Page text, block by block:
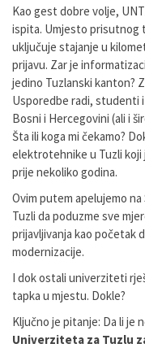
Kao gest dobre volje,
ispita. Umjesto prisutnog
uključuje stajanje u
prijavu. Zar je
jedino Tuzlanski kanton?
Usporedbe radi, studenti
Bosni i Hercegovini (ali i
Šta ili koga mi čekamo?
elektrotehnike u Tuzli
prije nekoliko godina.
Ovim putem apelujemo
Tuzli da poduzme sve
prijavljivanja kao početak
modernizacije.
I dok ostali univerziteti
tapka u mjestu. Dokle?
Ključno je pitanje: Da li je
Univerziteta za Tuzlu